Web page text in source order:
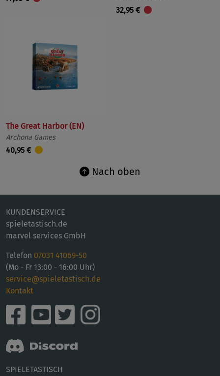
32,95 €
The Great Harbor (EN)
Archona Games
40,95 €
Nach oben
KUNDENSERVICE
spieletastisch.de
marvel services GmbH
Telefon 07031 41069-50
(Mo - Fr 13:00 - 16:00 Uhr)
service@spieletastisch.de
Kontakt
SPIELETASTISCH